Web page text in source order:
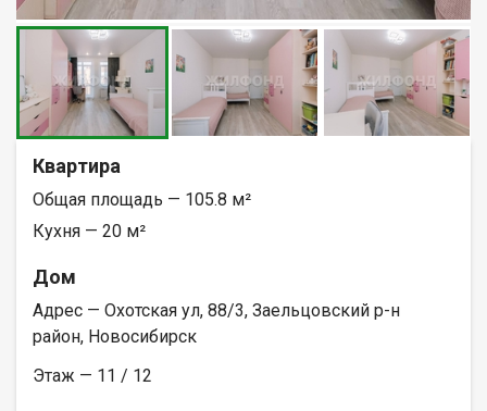
Квартира
Общая площадь — 105.8 м²
Кухня — 20 м²
Дом
Адрес — Охотская ул, 88/3, Заельцовский р-н
район, Новосибирск
Этаж — 11 / 12